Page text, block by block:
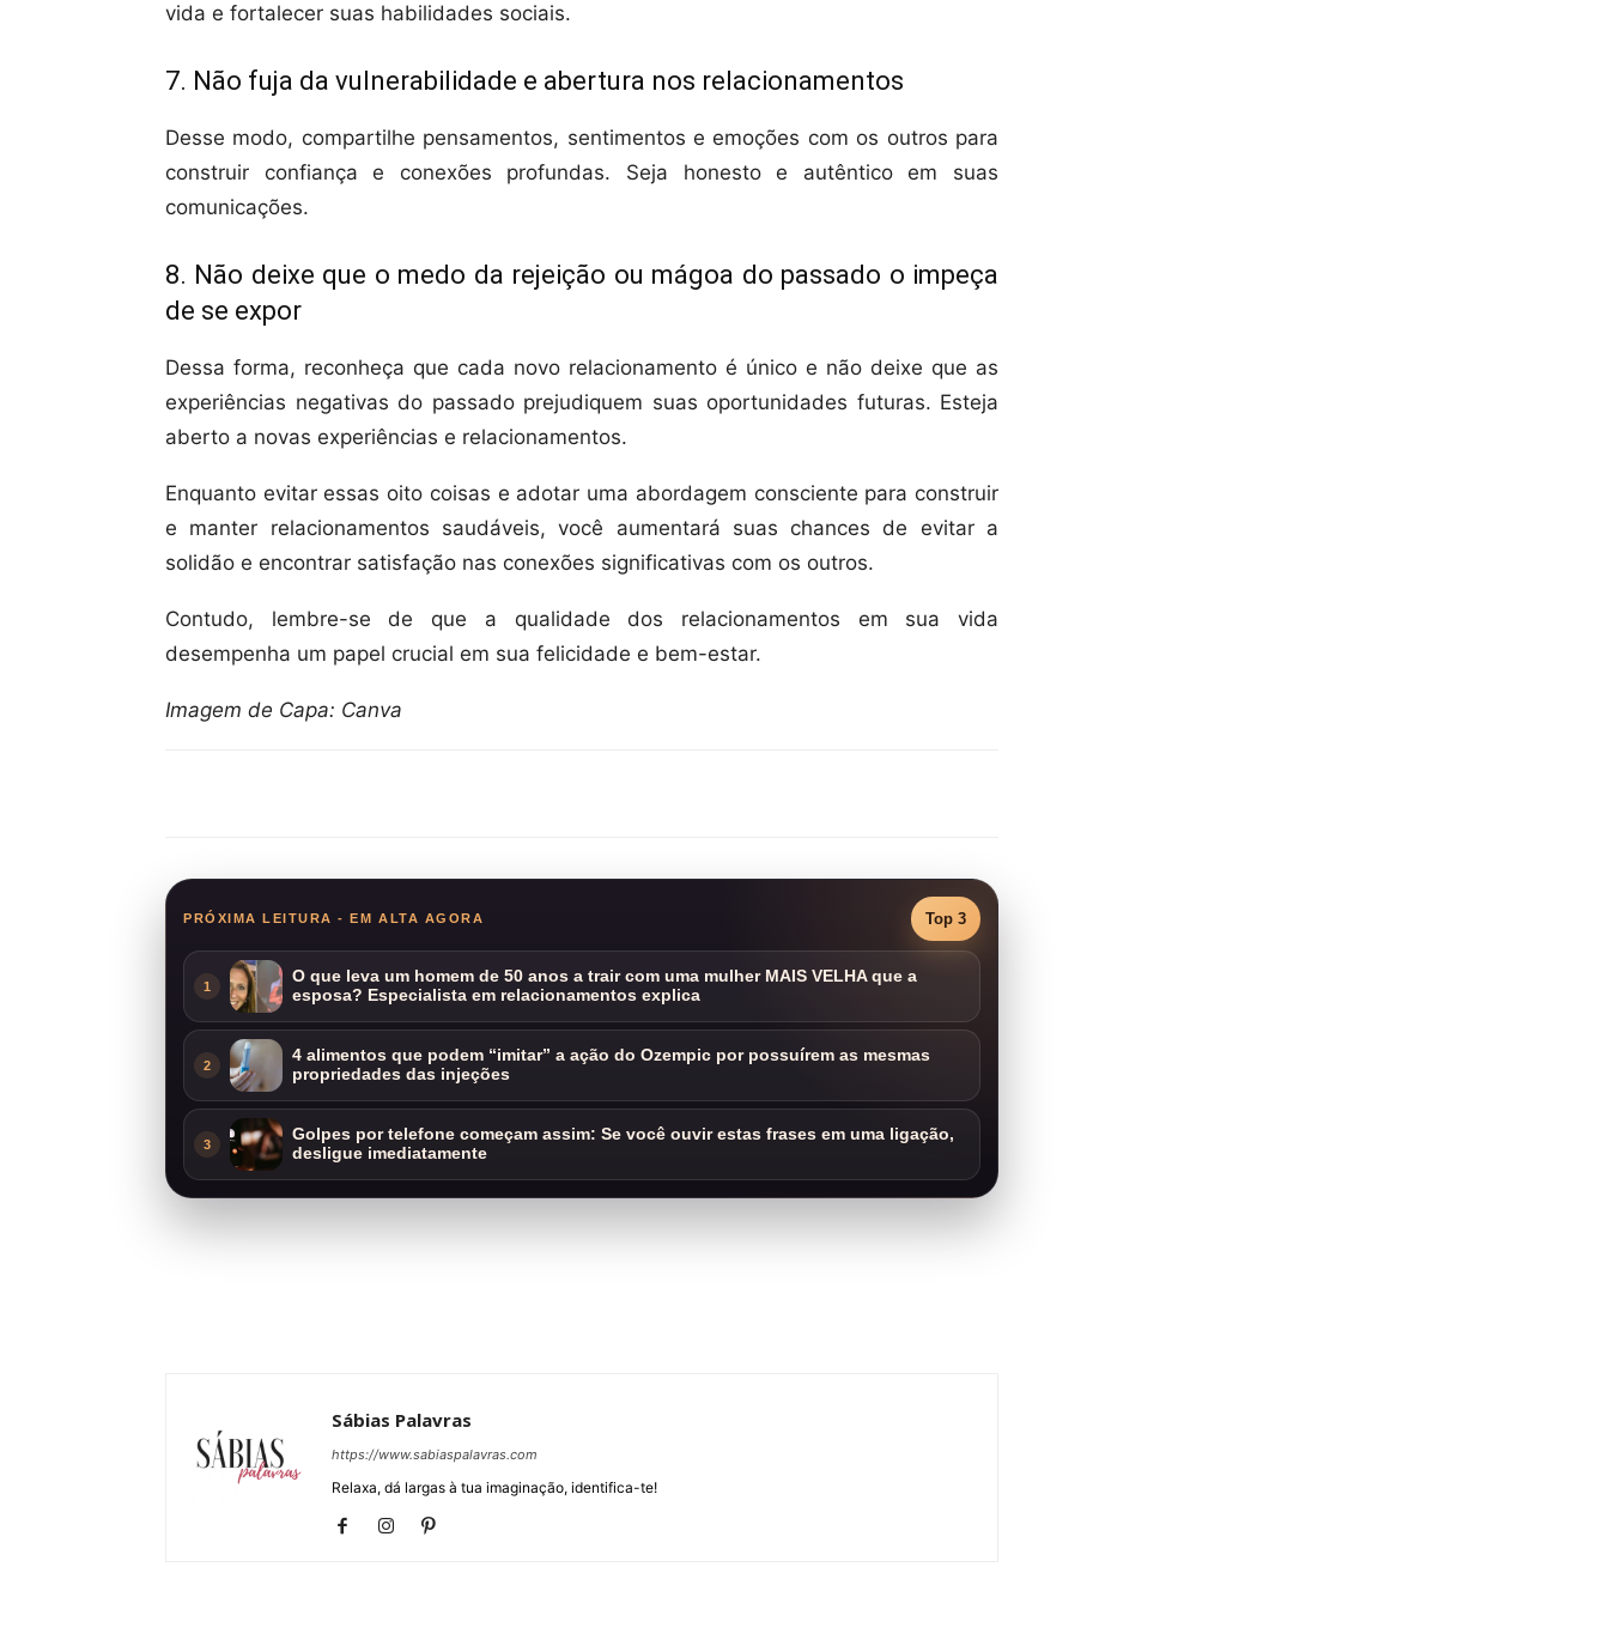
vida e fortalecer suas habilidades sociais.
7. Não fuja da vulnerabilidade e abertura nos relacionamentos
Desse modo, compartilhe pensamentos, sentimentos e emoções com os outros para
construir confiança e conexões profundas. Seja honesto e autêntico em suas
comunicações.
8. Não deixe que o medo da rejeição ou mágoa do passado o impeça
de se expor
Dessa forma, reconheça que cada novo relacionamento é único e não deixe que as
experiências negativas do passado prejudiquem suas oportunidades futuras. Esteja
aberto a novas experiências e relacionamentos.
Enquanto evitar essas oito coisas e adotar uma abordagem consciente para construir
e manter relacionamentos saudáveis, você aumentará suas chances de evitar a
solidão e encontrar satisfação nas conexões significativas com os outros.
Contudo, lembre-se de que a qualidade dos relacionamentos em sua vida
desempenha um papel crucial em sua felicidade e bem-estar.
Imagem de Capa: Canva
PRÓXIMA LEITURA - EM ALTA AGORA Top 3
1
O que leva um homem de 50 anos a trair com uma mulher MAIS VELHA que a
esposa? Especialista em relacionamentos explica
2
4 alimentos que podem “imitar” a ação do Ozempic por possuírem as mesmas
propriedades das injeções
3
Golpes por telefone começam assim: Se você ouvir estas frases em uma ligação,
desligue imediatamente
Sábias Palavras
https://www.sabiaspalavras.com
Relaxa, dá largas à tua imaginação, identifica-te!